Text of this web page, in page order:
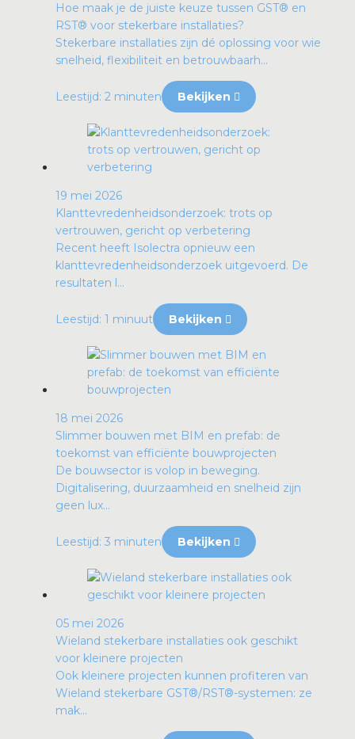
Hoe maak je de juiste keuze tussen GST® en
RST® voor stekerbare installaties?
Stekerbare installaties zijn dé oplossing voor wie
snelheid, flexibiliteit en betrouwbaarh...
Leestijd: 2 minuten Bekijken
19 mei 2026
Klanttevredenheidsonderzoek: trots op
vertrouwen, gericht op verbetering
Recent heeft Isolectra opnieuw een
klanttevredenheidsonderzoek uitgevoerd. De
resultaten l...
Leestijd: 1 minuut Bekijken
18 mei 2026
Slimmer bouwen met BIM en prefab: de
toekomst van efficiënte bouwprojecten
De bouwsector is volop in beweging.
Digitalisering, duurzaamheid en snelheid zijn
geen lux...
Leestijd: 3 minuten Bekijken
05 mei 2026
Wieland stekerbare installaties ook geschikt
voor kleinere projecten
Ook kleinere projecten kunnen profiteren van
Wieland stekerbare GST®/RST®-systemen: ze
mak...